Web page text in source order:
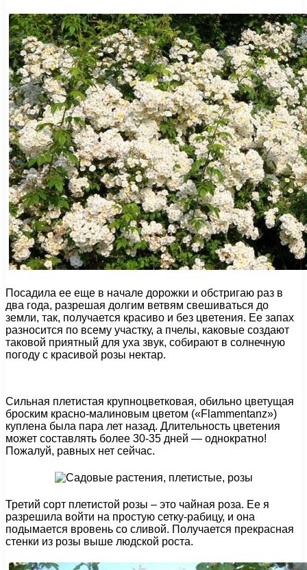
Посадила ее еще в начале дорожки и обстригаю раз в
два года, разрешая долгим ветвям свешиваться до
земли, так, получается красиво и без цветения. Ее запах
разносится по всему участку, а пчелы, каковые создают
таковой приятный для уха звук, собирают в солнечную
погоду с красивой розы нектар.
Сильная плетистая крупноцветковая, обильно цветущая
броским красно-малиновым цветом («Flammentanz»)
куплена была пара лет назад. Длительность цветения
может составлять более 30-35 дней — однократно!
Пожалуй, равных нет сейчас.
Третий сорт плетистой розы – это чайная роза. Ее я
разрешила войти на простую сетку-рабицу, и она
подымается вровень со сливой. Получается прекрасная
стенки из розы выше людской роста.